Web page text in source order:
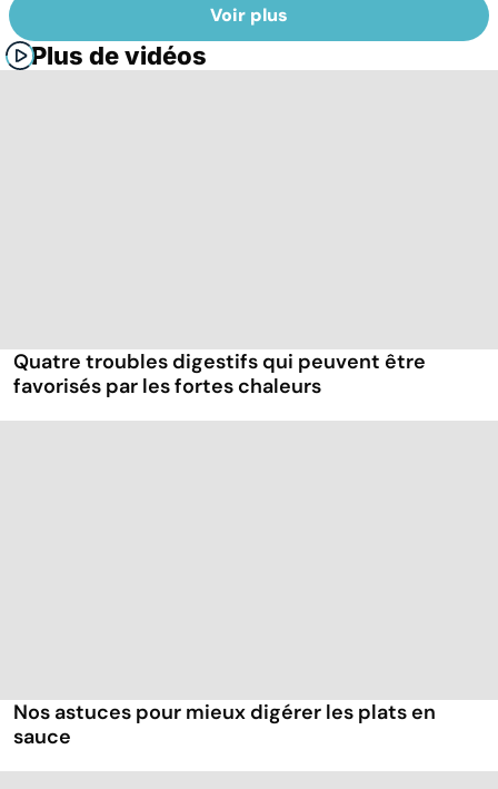
Voir plus
Plus de vidéos
Quatre troubles digestifs qui peuvent être
favorisés par les fortes chaleurs
Nos astuces pour mieux digérer les plats en
sauce